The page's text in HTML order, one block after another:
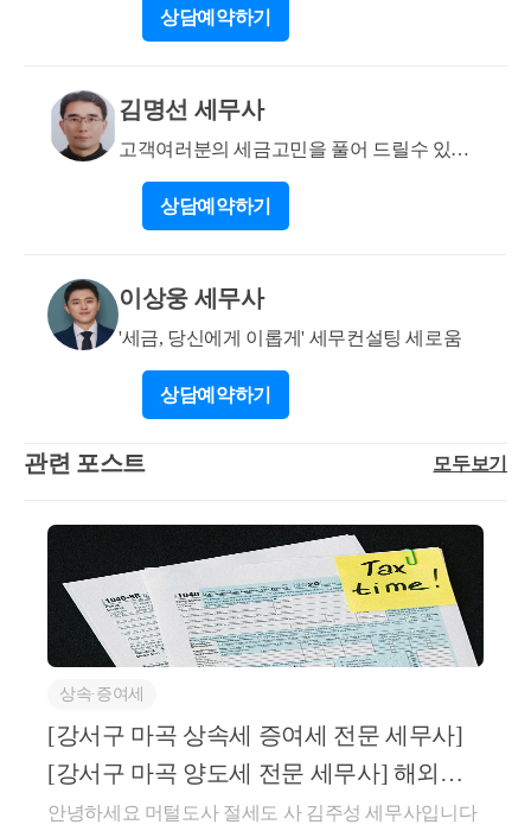
상담예약하기
김명선 세무사
고객여러분의 세금고민을 풀어 드릴수 있는
지식과 경험유
상담예약하기
이상웅 세무사
'세금, 당신에게 이롭게' 세무컨설팅 세로움
상담예약하기
관련 포스트 모두보기
상속∙증여세
[강서구 마곡 상속세 증여세 전문 세무사]
[강서구 마곡 양도세 전문 세무사] 해외주
식 ,국내 상장주식 양도
안녕하세요 머털도사 절세도 사 김주성 세무사입니다